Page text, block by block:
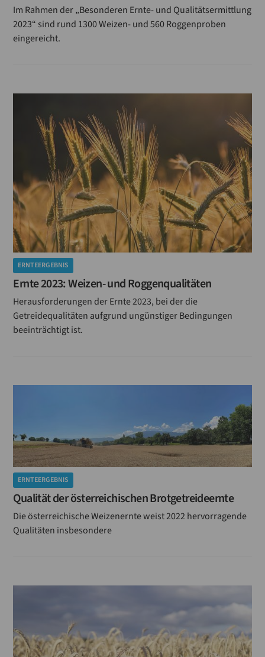
Im Rahmen der „Besonderen Ernte- und Qualitätsermittlung
2023“ sind rund 1300 Weizen- und 560 Roggenproben
eingereicht.
ERNTEERGEBNIS
Ernte 2023: Weizen- und Roggenqualitäten
Herausforderungen der Ernte 2023, bei der die
Getreidequalitäten aufgrund ungünstiger Bedingungen
beeinträchtigt ist.
ERNTEERGEBNIS
Qualität der österreichischen Brotgetreideernte
Die österreichische Weizenernte weist 2022 hervorragende
Qualitäten insbesondere